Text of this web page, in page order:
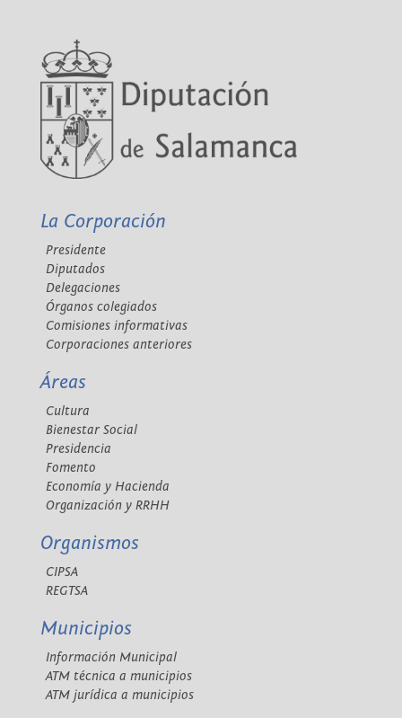
La Corporación
Presidente
Diputados
Delegaciones
Órganos colegiados
Comisiones informativas
Corporaciones anteriores
Áreas
Cultura
Bienestar Social
Presidencia
Fomento
Economía y Hacienda
Organización y RRHH
Organismos
CIPSA
REGTSA
Municipios
Información Municipal
ATM técnica a municipios
ATM jurídica a municipios